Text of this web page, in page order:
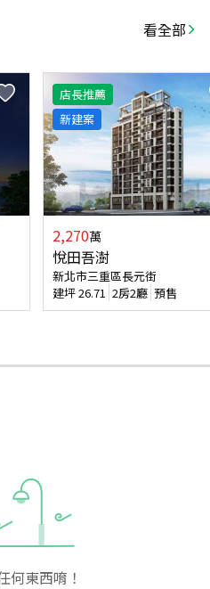
看全部
店長推薦
新建案
2,270萬
悅田吾澍
新北市三重區長元街
建坪26.71 2房2廳 預售
何東西唷！